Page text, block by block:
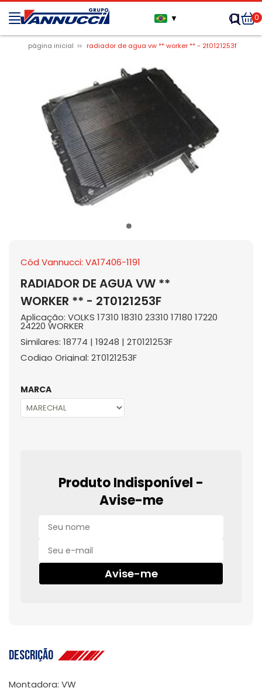
▼ 0
página inicial radiador de agua vw ** worker ** - 2t0121253f
Cód Vannucci: VA17406-1191
RADIADOR DE AGUA VW **
WORKER ** - 2T0121253F
Aplicação: VOLKS 17310 18310 23310 17180 17220
24220 WORKER
Similares: 18774 | 19248 | 2T0121253F
Codigo Original: 2T0121253F
MARCA
Produto Indisponível -
Avise-me
Avise-me
Descrição
Montadora: VW